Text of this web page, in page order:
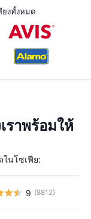
ยงทั้งหมด
ราพร้อมให้
ในโซเฟีย:
9 (8812)